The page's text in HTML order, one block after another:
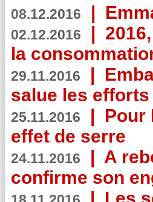
08.12.2016 |
02.12.2016 |
la
29.11.2016 |
salue les
25.11.2016 | Pour
effet de serre
24.11.2016 | A
confirme son